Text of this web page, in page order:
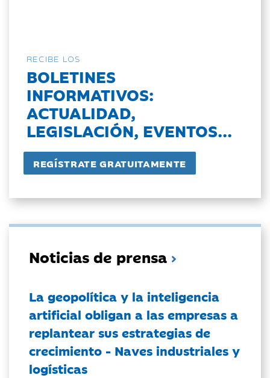
RECIBE LOS
BOLETINES
INFORMATIVOS:
ACTUALIDAD,
LEGISLACIÓN, EVENTOS...
Noticias de prensa
La geopolítica y la inteligencia
artificial obligan a las empresas a
replantear sus estrategias de
crecimiento - Naves industriales y
logísticas